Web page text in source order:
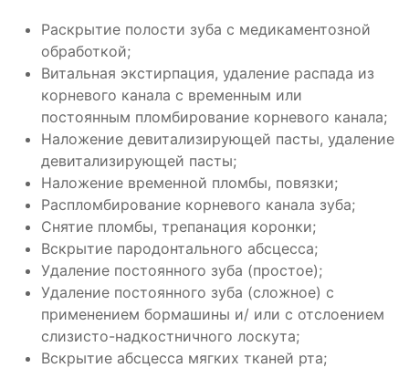
Раскрытие полости зуба с медикаментозной
обработкой;
Витальная экстирпация, удаление распада из
корневого канала с временным или
постоянным пломбирование корневого канала;
Наложение девитализирующей пасты, удаление
девитализирующей пасты;
Наложение временной пломбы, повязки;
Распломбирование корневого канала зуба;
Снятие пломбы, трепанация коронки;
Вскрытие пародонтального абсцесса;
Удаление постоянного зуба (простое);
Удаление постоянного зуба (сложное) с
применением бормашины и/ или с отслоением
слизисто-надкостничного лоскута;
Вскрытие абсцесса мягких тканей рта;